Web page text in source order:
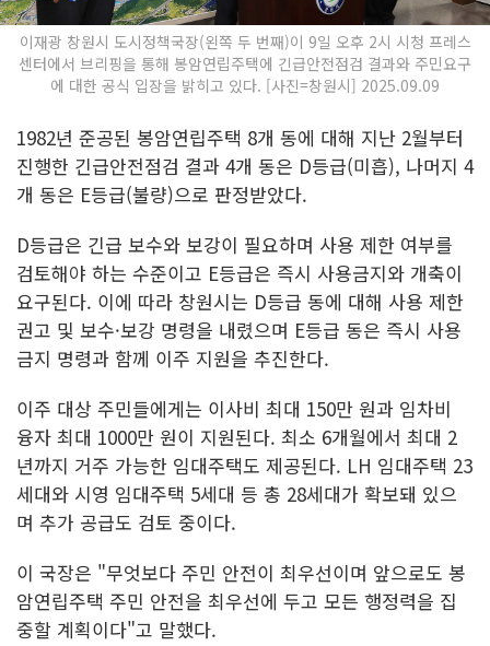
이재광 창원시 도시정책국장(왼쪽 두 번째)이 9일 오후 2시 시청 프레스
센터에서 브리핑을 통해 봉암연립주택에 긴급안전점검 결과와 주민요구
에 대한 공식 입장을 밝히고 있다. [사진=창원시] 2025.09.09
1982년 준공된 봉암연립주택 8개 동에 대해 지난 2월부터
진행한 긴급안전점검 결과 4개 동은 D등급(미흡), 나머지 4
개 동은 E등급(불량)으로 판정받았다.
D등급은 긴급 보수와 보강이 필요하며 사용 제한 여부를
검토해야 하는 수준이고 E등급은 즉시 사용금지와 개축이
요구된다. 이에 따라 창원시는 D등급 동에 대해 사용 제한
권고 및 보수·보강 명령을 내렸으며 E등급 동은 즉시 사용
금지 명령과 함께 이주 지원을 추진한다.
이주 대상 주민들에게는 이사비 최대 150만 원과 임차비
융자 최대 1000만 원이 지원된다. 최소 6개월에서 최대 2
년까지 거주 가능한 임대주택도 제공된다. LH 임대주택 23
세대와 시영 임대주택 5세대 등 총 28세대가 확보돼 있으
며 추가 공급도 검토 중이다.
이 국장은 "무엇보다 주민 안전이 최우선이며 앞으로도 봉
암연립주택 주민 안전을 최우선에 두고 모든 행정력을 집
중할 계획이다"고 말했다.